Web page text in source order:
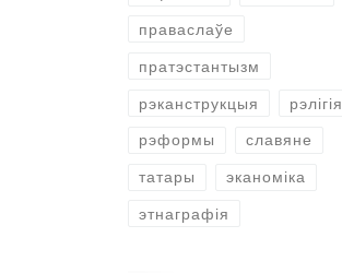
праваслаўе
пратэстантызм
рэканструкцыя рэлігія
рэформы славяне
татары эканоміка
этнаграфія